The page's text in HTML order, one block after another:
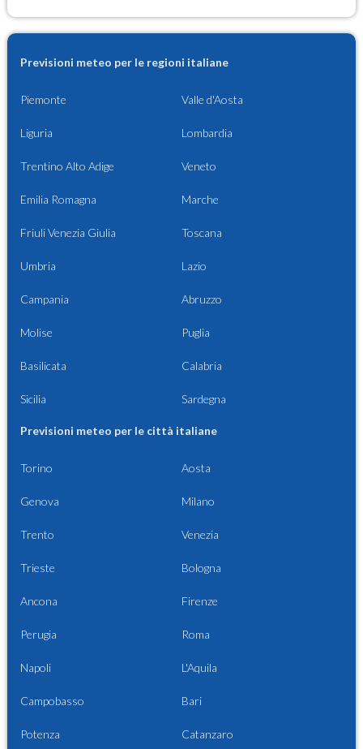
Previsioni meteo per le regioni italiane
Piemonte Valle d'Aosta
Liguria Lombardia
Trentino Alto Adige Veneto
Emilia Romagna Marche
Friuli Venezia Giulia Toscana
Umbria Lazio
Campania Abruzzo
Molise Puglia
Basilicata Calabria
Sicilia Sardegna
Previsioni meteo per le città italiane
Torino Aosta
Genova Milano
Trento Venezia
Trieste Bologna
Ancona Firenze
Perugia Roma
Napoli L'Aquila
Campobasso Bari
Potenza Catanzaro